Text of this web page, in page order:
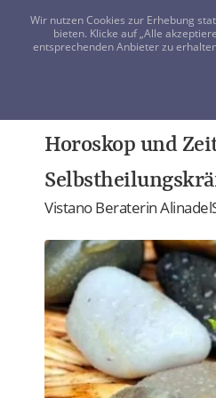
Horoskop und
Vistano Beraterin
Wir nutzen Cookies zur Erhebung
bieten. Klicke auf „Alle
entsprechenden Anbieter zu